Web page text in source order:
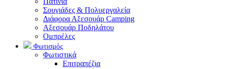
Σουγιάδες & Πολυεργαλεία
Διάφορα Αξεσουάρ Camping
Αξεσουάρ Ποδηλάτου
Ομπρέλες
Φωτισμός
Φωτιστικά
Επιτραπέζια